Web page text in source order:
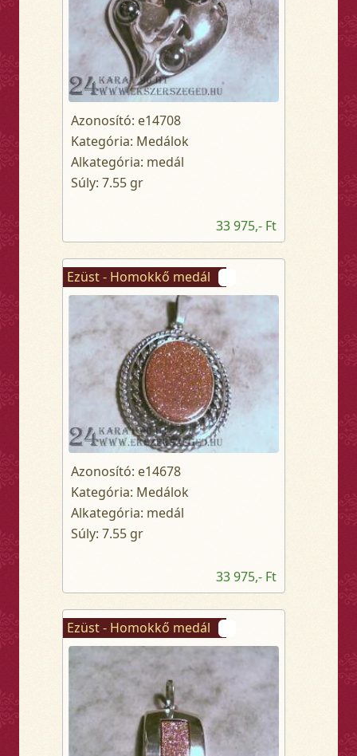
Azonosító: e14708
Kategória: Medálok
Alkategória: medál
Súly: 7.55 gr
33 975,- Ft
Ezüst - Homokkő medál
Azonosító: e14678
Kategória: Medálok
Alkategória: medál
Súly: 7.55 gr
33 975,- Ft
Ezüst - Homokkő medál